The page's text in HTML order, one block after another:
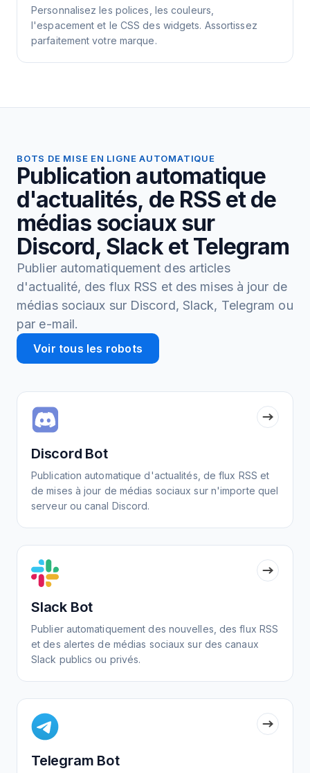
Personnalisez les polices, les couleurs,
l'espacement et le CSS des widgets. Assortissez
parfaitement votre marque.
BOTS DE MISE EN LIGNE AUTOMATIQUE
Publication automatique
d'actualités, de RSS et de
médias sociaux sur
Discord, Slack et Telegram
Publier automatiquement des articles
d'actualité, des flux RSS et des mises à jour de
médias sociaux sur Discord, Slack, Telegram ou
par e-mail.
Voir tous les robots
Discord Bot
Publication automatique d'actualités, de flux RSS et
de mises à jour de médias sociaux sur n'importe quel
serveur ou canal Discord.
Slack Bot
Publier automatiquement des nouvelles, des flux RSS
et des alertes de médias sociaux sur des canaux
Slack publics ou privés.
Telegram Bot